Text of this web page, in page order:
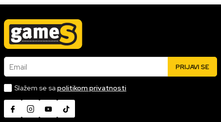
Email PRIJAVI SE
Slažem se sa politikom privatnosti